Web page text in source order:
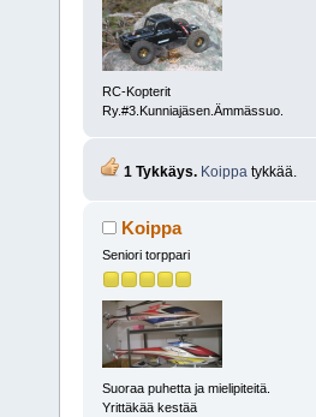
RC-Kopterit
Ry.#3.Kunniajäsen.Ämmässuo.
1 Tykkäys. Koippatykkää.
Koippa
Seniori torppari
Suoraa puhetta ja mielipiteitä.
Yrittäkää kestää